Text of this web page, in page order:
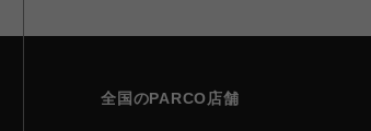
全国のPARCO店舗